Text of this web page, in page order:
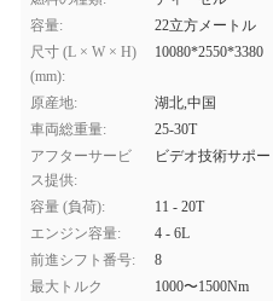
容量:
22立方メートル
尺寸 (L × W × H)
(mm):
10080*2550*3380
原産地:
湖北,中国
車両総重量:
25-30T
アフターサービ
ス提供:
ビデオ技術サポ
容量 (負荷):
11 - 20T
エンジン容量:
4 - 6L
前進シフト番号:
8
最大トルク
1000〜1500Nm